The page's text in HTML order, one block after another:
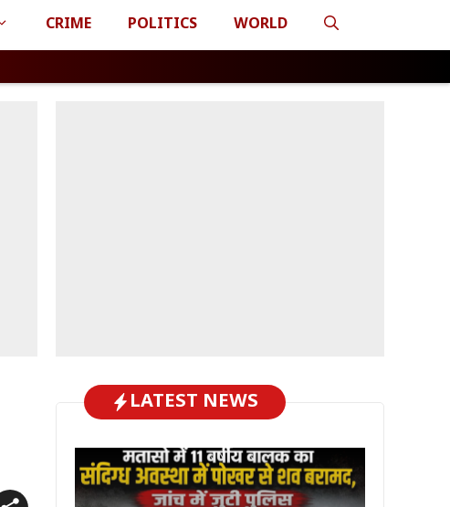
CRIME POLITICS WORLD
LATEST NEWS